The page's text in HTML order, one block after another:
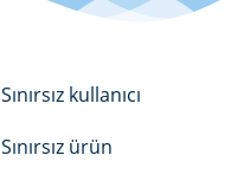
Sınırsız kullanıcı
Sınırsız ürün